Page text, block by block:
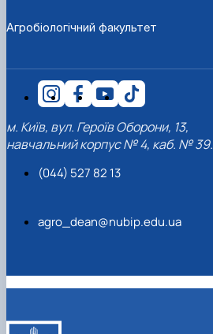
Агробіологічний факультет
м. Київ, вул. Героїв Оборони, 13,
навчальний корпус № 4, каб. № 39.
(044) 527 82 13
agro_dean@nubip.edu.ua